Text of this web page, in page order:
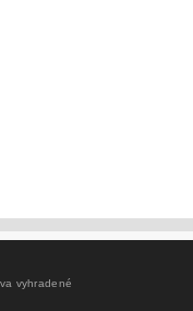
vyhradené